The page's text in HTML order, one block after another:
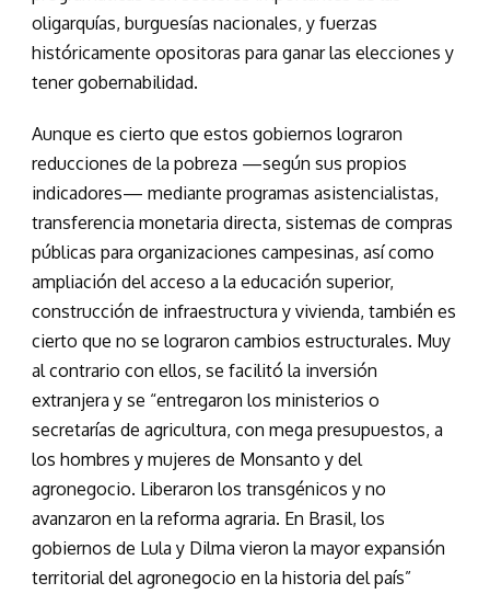
oligarquías, burguesías nacionales, y fuerzas
históricamente opositoras para ganar las elecciones y
tener gobernabilidad.
Aunque es cierto que estos gobiernos lograron
reducciones de la pobreza —según sus propios
indicadores— mediante programas asistencialistas,
transferencia monetaria directa, sistemas de compras
públicas para organizaciones campesinas, así como
ampliación del acceso a la educación superior,
construcción de infraestructura y vivienda, también es
cierto que no se lograron cambios estructurales. Muy
al contrario con ellos, se facilitó la inversión
extranjera y se “entregaron los ministerios o
secretarías de agricultura, con mega presupuestos, a
los hombres y mujeres de Monsanto y del
agronegocio. Liberaron los transgénicos y no
avanzaron en la reforma agraria. En Brasil, los
gobiernos de Lula y Dilma vieron la mayor expansión
territorial del agronegocio en la historia del país”